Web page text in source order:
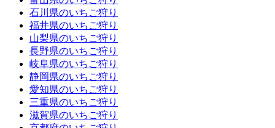
石川県のいちご狩り
福井県のいちご狩り
山梨県のいちご狩り
長野県のいちご狩り
岐阜県のいちご狩り
静岡県のいちご狩り
愛知県のいちご狩り
三重県のいちご狩り
滋賀県のいちご狩り